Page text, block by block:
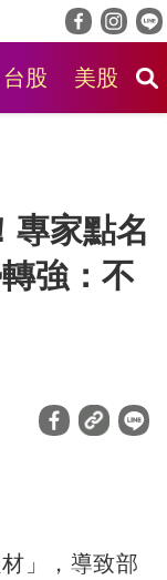
台股 美股
專家點名
強：不
」，導致部